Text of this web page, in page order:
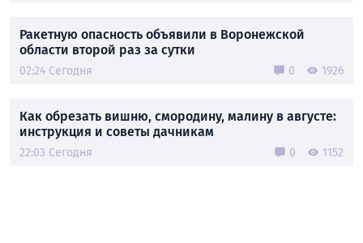
Ракетную опасность объявили в Воронежской
области второй раз за сутки
02:24 Сегодня 0 1926
Как обрезать вишню, смородину, малину в августе:
инструкция и советы дачникам
22:03 Сегодня 0 1152